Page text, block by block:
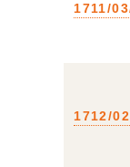
1711/
1712/